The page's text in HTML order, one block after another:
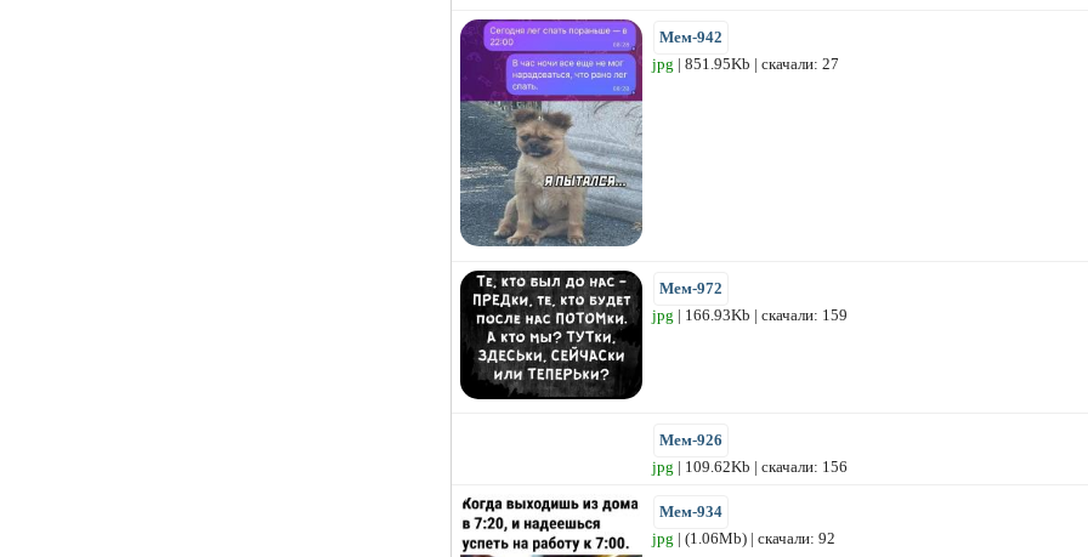
Мем-942
jpg | 851.95Kb | скачали: 27
Мем-972
jpg | 166.93Kb | скачали: 159
Мем-926
jpg | 109.62Kb | скачали: 156
Мем-934
jpg | (1.06Mb) | скачали: 92